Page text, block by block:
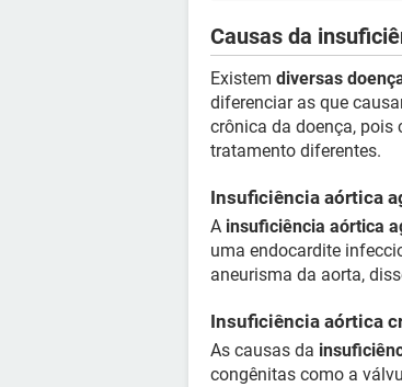
Causas da
Existem diversas
diferenciar as que
crônica da doença,
tratamento diferentes.
Insuficiência aórtica
A insuficiência aórtica
uma endocardite
aneurisma da aorta,
Insuficiência aórtica
As causas da
congênitas como a